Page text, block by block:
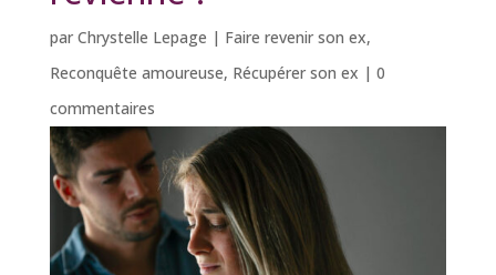
par Chrystelle Lepage | Faire revenir son ex,
Reconquête amoureuse, Récupérer son ex | 0
commentaires